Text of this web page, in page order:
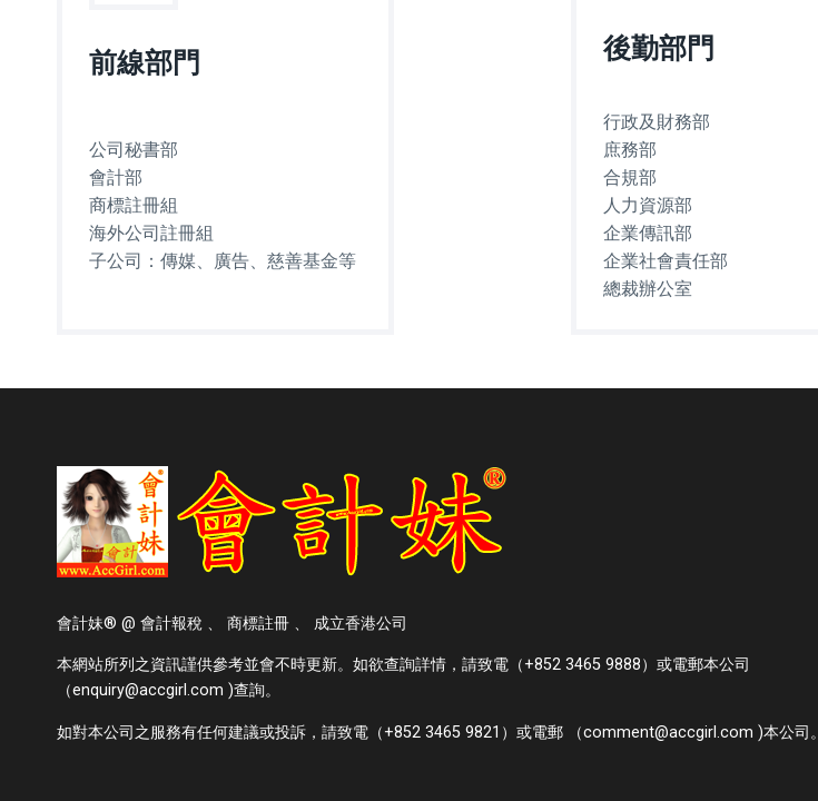
前線部門
公司秘書部
會計部
商標註冊組
海外公司註冊組
子公司：傳媒、廣告、慈善基金等
後勤部門
行政及財務部
庶務部
合規部
人力資源部
企業傳訊部
企業社會責任部
總裁辦公室
會計妹® @ 會計報稅 、 商標註冊 、 成立香港公司
本網站所列之資訊謹供參考並會不時更新。如欲查詢詳情，請致電（+852 3465 9888）或電郵本公司
（enquiry@accgirl.com )查詢。
如對本公司之服務有任何建議或投訴，請致電（+852 3465 9821）或電郵 （comment@accgirl.com )本公司。